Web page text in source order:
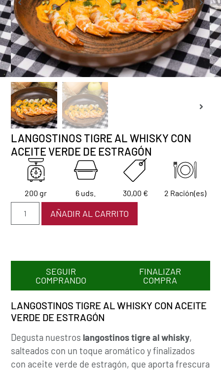
LANGOSTINOS TIGRE AL WHISKY CON
ACEITE VERDE DE ESTRAGÓN
200 gr 6 uds. 30,00 € 2 Ración(es)
AÑADIR AL CARRITO
SEGUIR
COMPRANDO
FINALIZAR
COMPRA
LANGOSTINOS TIGRE AL WHISKY CON ACEITE
VERDE DE ESTRAGÓN
Degusta nuestros langostinos tigre al whisky,
salteados con un toque aromático y finalizados
con aceite verde de estragón, que aporta frescura